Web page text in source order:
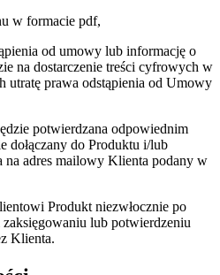
w formacie pdf,
od umowy lub informację o
na dostarczenie treści cyfrowych w
utratę prawa odstąpienia od Umowy
potwierdzana odpowiednim
dołączany do Produktu i/lub
na adres mailowy Klienta podany w
Produkt niezwłocznie po
lub potwierdzeniu
Klienta.